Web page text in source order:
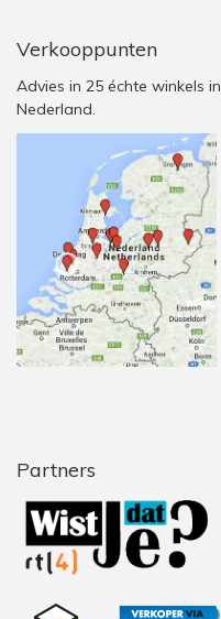
Verkooppunten
Advies in 25 échte winkels in
Nederland.
Partners